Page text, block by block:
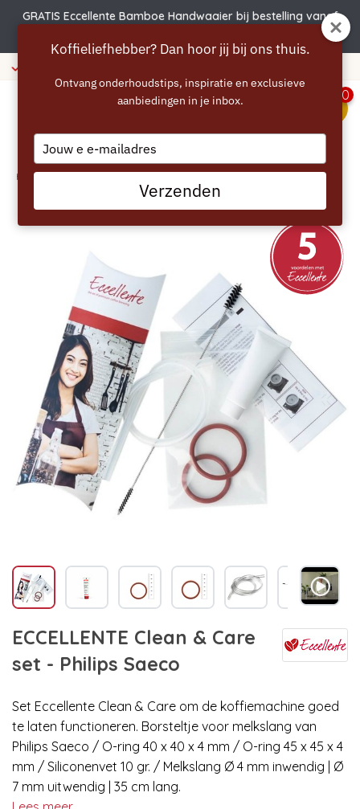
GRATIS Eccellente Bamboe Handwaaier bij bestelling vanaf
40 euro
0
Home
ECCELLENTE Clean & Care
set - Philips Saeco
Set Eccellente Clean & Care om de koffiemachine goed
te laten functioneren. Borsteltje voor melkslang van
Philips Saeco / O-ring 40 x 40 x 4 mm / O-ring 45 x 45 x 4
mm / Siliconenvet 10 gr. / Melkslang Ø 4 mm inwendig | Ø
7 mm uitwendig | 35 cm lang.
Koffieliefhebber? Dan hoor jij bij ons thuis.
Ontvang onderhoudstips, inspiratie en exclusieve
aanbiedingen in je inbox.
Type
your
email
Verzenden